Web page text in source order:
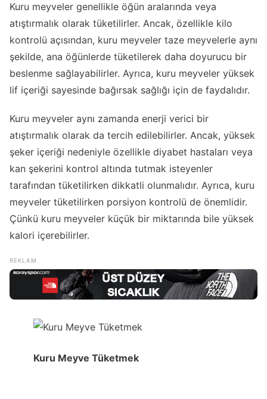
Kuru meyveler genellikle öğün aralarında veya
atıştırmalık olarak tüketilirler. Ancak, özellikle kilo
kontrolü açısından, kuru meyveler taze meyvelerle aynı
şekilde, ana öğünlerde tüketilerek daha doyurucu bir
beslenme sağlayabilirler. Ayrıca, kuru meyveler yüksek
lif içeriği sayesinde bağırsak sağlığı için de faydalıdır.
Kuru meyveler aynı zamanda enerji verici bir
atıştırmalık olarak da tercih edilebilirler. Ancak, yüksek
şeker içeriği nedeniyle özellikle diyabet hastaları veya
kan şekerini kontrol altında tutmak isteyenler
tarafından tüketilirken dikkatli olunmalıdır. Ayrıca, kuru
meyveler tüketilirken porsiyon kontrolü de önemlidir.
Çünkü kuru meyveler küçük bir miktarında bile yüksek
kalori içerebilirler.
Kuru Meyve Tüketmek